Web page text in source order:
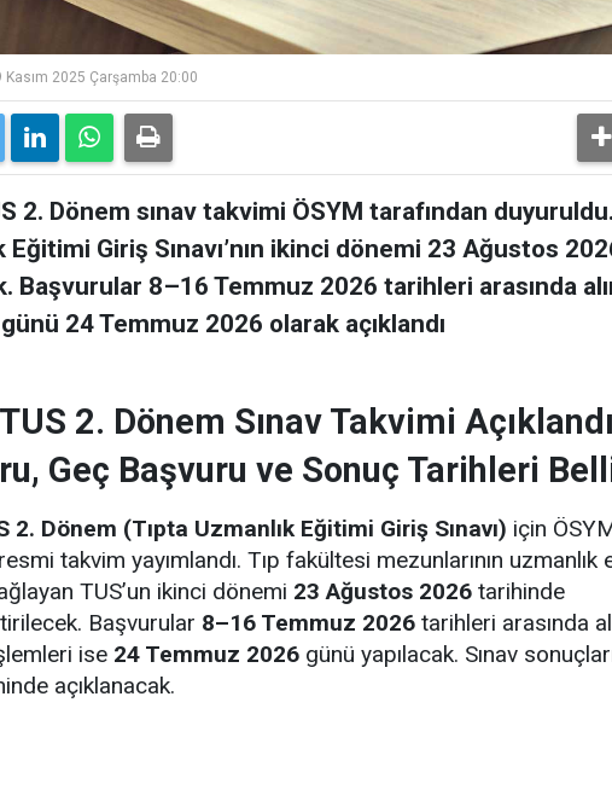
Kasım 2025 Çarşamba 20:00
2. Dönem sınav takvimi ÖSYM tarafından
Eğitimi Giriş Sınavı’nın ikinci dönemi 23 Ağustos
Başvurular 8–16 Temmuz 2026 tarihleri arasında
24 Temmuz 2026 olarak açıklandı
2. Dönem Sınav Takvimi
Geç Başvuru ve Sonuç Tarihleri
2. Dönem (Tıpta Uzmanlık Eğitimi Giriş Sınavı) için
takvim yayımlandı. Tıp fakültesi mezunlarının uzmanlık
TUS’un ikinci dönemi 23 Ağustos 2026 tarihinde
Başvurular 8–16 Temmuz 2026 tarihleri arasında
ise 24 Temmuz 2026 günü yapılacak. Sınav
açıklanacak.